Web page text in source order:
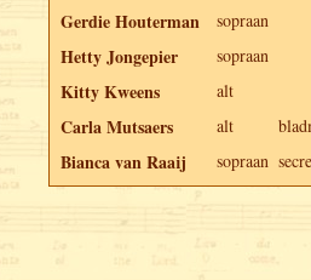
Gerdie Houterman sopraan
Hetty Jongepier sopraan
Kitty Kweens alt
Carla Mutsaers alt
Bianca van Raaij sopraan